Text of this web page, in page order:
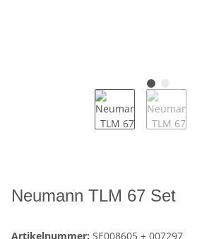
Neumann TLM 67 Set
Artikelnummer: SE008605 + 007297